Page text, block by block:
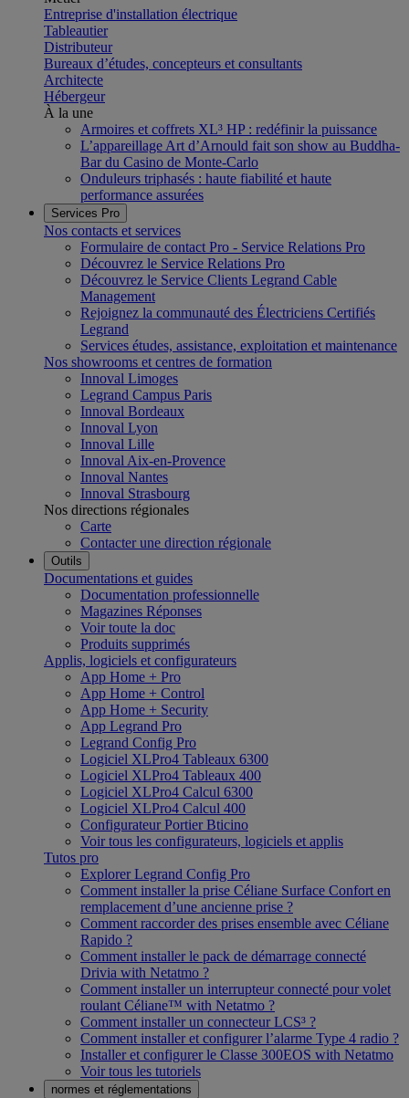
Entreprise d'installation électrique
Tableautier
Distributeur
Bureaux d’études, concepteurs et consultants
Architecte
Hébergeur
À la une
Armoires et coffrets XL³ HP : redéfinir la puissance
L’appareillage Art d’Arnould fait son show au Buddha-
Bar du Casino de Monte-Carlo
Onduleurs triphasés : haute fiabilité et haute
performance assurées
Services Pro
Nos contacts et services
Formulaire de contact Pro - Service Relations Pro
Découvrez le Service Relations Pro
Découvrez le Service Clients Legrand Cable
Management
Rejoignez la communauté des Électriciens Certifiés
Legrand
Services études, assistance, exploitation et maintenance
Nos showrooms et centres de formation
Innoval Limoges
Legrand Campus Paris
Innoval Bordeaux
Innoval Lyon
Innoval Lille
Innoval Aix-en-Provence
Innoval Nantes
Innoval Strasbourg
Nos directions régionales
Carte
Contacter une direction régionale
Outils
Documentations et guides
Documentation professionnelle
Magazines Réponses
Voir toute la doc
Produits supprimés
Applis, logiciels et configurateurs
App Home + Pro
App Home + Control
App Home + Security
App Legrand Pro
Legrand Config Pro
Logiciel XLPro4 Tableaux 6300
Logiciel XLPro4 Tableaux 400
Logiciel XLPro4 Calcul 6300
Logiciel XLPro4 Calcul 400
Configurateur Portier Bticino
Voir tous les configurateurs, logiciels et applis
Tutos pro
Explorer Legrand Config Pro
Comment installer la prise Céliane Surface Confort en
remplacement d’une ancienne prise ?
Comment raccorder des prises ensemble avec Céliane
Rapido ?
Comment installer le pack de démarrage connecté
Drivia with Netatmo ?
Comment installer un interrupteur connecté pour volet
roulant Céliane™ with Netatmo ?
Comment installer un connecteur LCS³ ?
Comment installer et configurer l’alarme Type 4 radio ?
Installer et configurer le Classe 300EOS with Netatmo
Voir tous les tutoriels
normes et réglementations